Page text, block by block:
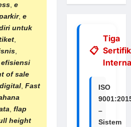
, e
, e
untuk
,
,
efisiensi
of sale
, Fast
, flap
height
Tiga
ISO
–
Sistem